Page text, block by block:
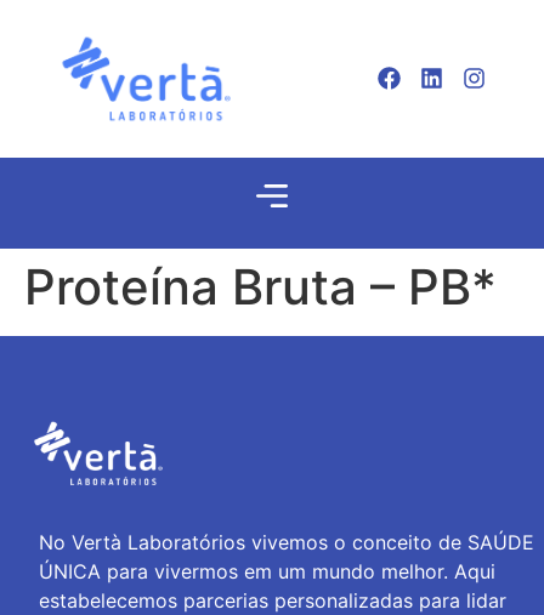
Proteína Bruta – PB*
No Vertà Laboratórios vivemos o conceito de SAÚDE
ÚNICA para vivermos em um mundo melhor. Aqui
estabelecemos parcerias personalizadas para lidar